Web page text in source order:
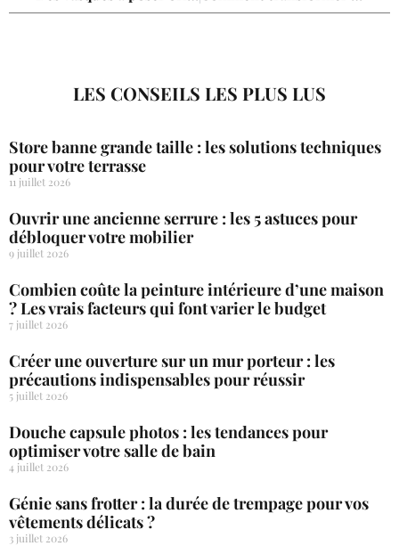
LES CONSEILS LES PLUS LUS
Store banne grande taille : les solutions techniques
pour votre terrasse
11 juillet 2026
Ouvrir une ancienne serrure : les 5 astuces pour
débloquer votre mobilier
9 juillet 2026
Combien coûte la peinture intérieure d’une maison
? Les vrais facteurs qui font varier le budget
7 juillet 2026
Créer une ouverture sur un mur porteur : les
précautions indispensables pour réussir
5 juillet 2026
Douche capsule photos : les tendances pour
optimiser votre salle de bain
4 juillet 2026
Génie sans frotter : la durée de trempage pour vos
vêtements délicats ?
3 juillet 2026